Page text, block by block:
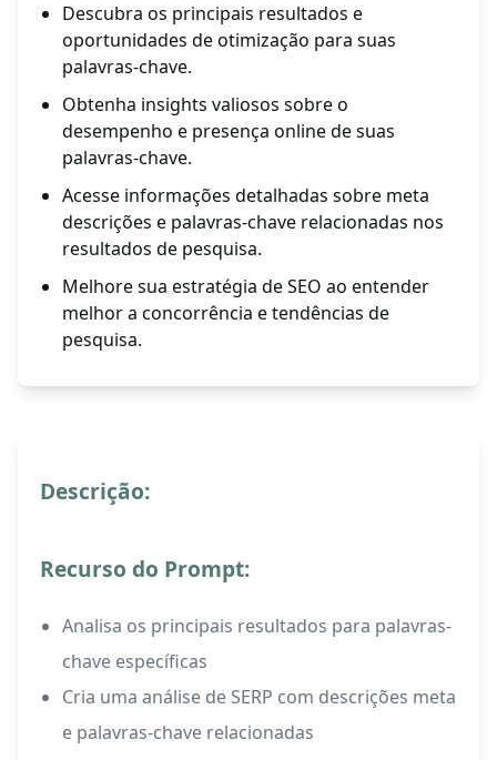
Descubra os principais resultados e
oportunidades de otimização para suas
palavras-chave.
Obtenha insights valiosos sobre o
desempenho e presença online de suas
palavras-chave.
Acesse informações detalhadas sobre meta
descrições e palavras-chave relacionadas nos
resultados de pesquisa.
Melhore sua estratégia de SEO ao entender
melhor a concorrência e tendências de
pesquisa.
Descrição:
Recurso do Prompt:
Analisa os principais resultados para palavras-
chave específicas
Cria uma análise de SERP com descrições meta
e palavras-chave relacionadas